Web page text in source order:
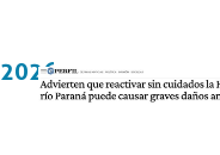
2026